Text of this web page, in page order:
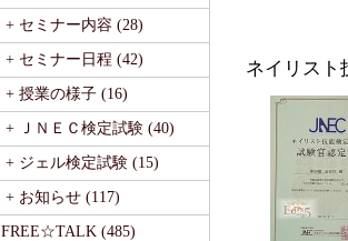
+ セミナー内容 (28)
+ セミナー日程 (42)
+ 授業の様子 (16)
+ ＪＮＥＣ検定試験 (40)
+ ジェル検定試験 (15)
+ お知らせ (117)
FREE☆TALK (485)
ネイリスト